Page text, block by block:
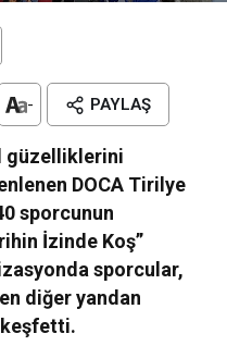
- PAYLAŞ
güzelliklerini
DOCA Tirilye
sporcunun
İzinde Koş”
sporcular,
diğer yandan